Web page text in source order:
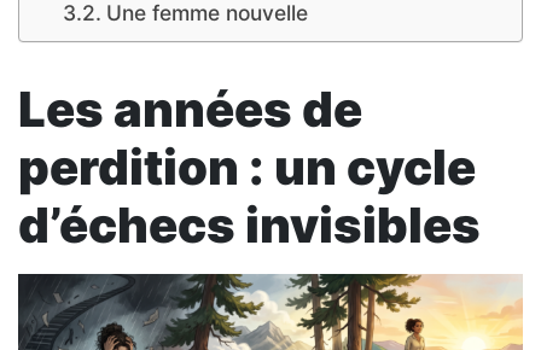
Une femme nouvelle
Les années de
perdition : un cycle
d’échecs invisibles